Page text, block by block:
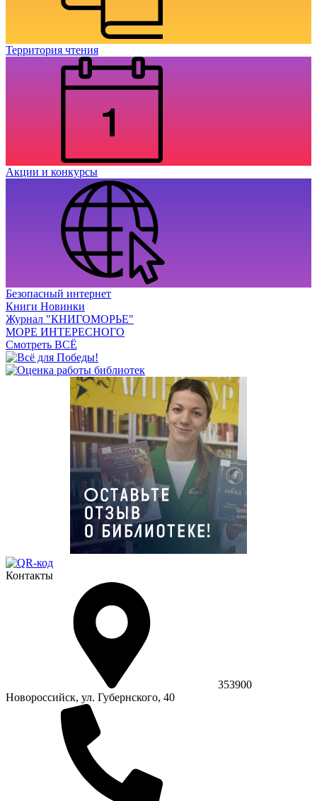
Территория чтения
Акции и конкурсы
Безопасный интернет
Книги Новинки
Журнал "КНИГОМОРЬЕ"
МОРЕ ИНТЕРЕСНОГО
Смотреть ВСЁ
Контакты
353900
Новороссийск, ул. Губернского, 40